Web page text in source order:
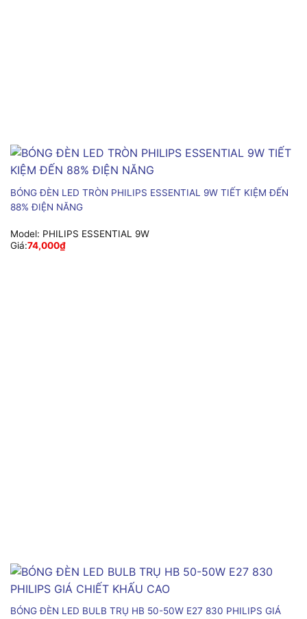
BÓNG ĐÈN LED TRÒN PHILIPS ESSENTIAL 9W TIẾT KIỆM ĐẾN
88% ĐIỆN NĂNG
Model: PHILIPS ESSENTIAL 9W
Giá:74,000₫
BÓNG ĐÈN LED BULB TRỤ HB 50-50W E27 830 PHILIPS GIÁ